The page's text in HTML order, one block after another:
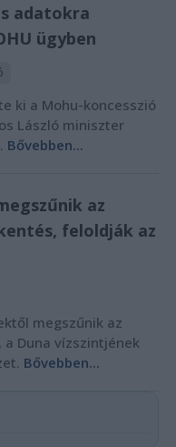
adatokra
ügyben
ki a Mohu-koncesszió
László miniszter
Bővebben...
az
feloldják az
megszűnik az
Duna vízszintjének
Bővebben...